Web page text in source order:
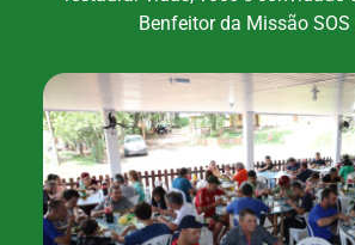
Benfeitor da Missão SOS